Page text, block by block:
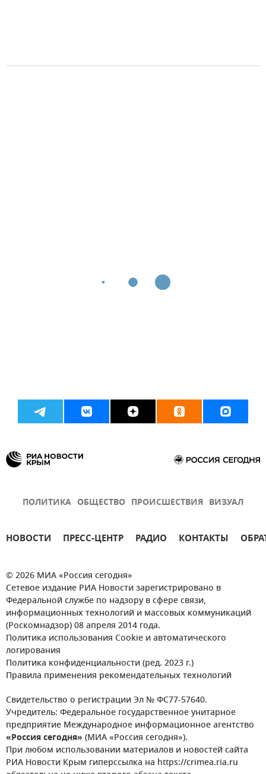
ПОЛИТИКА ОБЩЕСТВО ПРОИСШЕСТВИЯ ВИЗУАЛ
НОВОСТИ ПРЕСС-ЦЕНТР РАДИО КОНТАКТЫ
© 2026 МИА «Россия сегодня»
Сетевое издание РИА Новости зарегистрировано в
Федеральной службе по надзору в сфере связи,
информационных технологий и массовых коммуникаций
(Роскомнадзор) 08 апреля 2014 года.
Политика использования Cookie и автоматического
логирования
Политика конфиденциальности (ред. 2023 г.)
Правила применения рекомендательных технологий
Свидетельство о регистрации Эл № ФС77-57640.
Учредитель: Федеральное государственное унитарное
предприятие Международное информационное агентство
«Россия сегодня» (МИА «Россия сегодня»).
При любом использовании материалов и новостей сайта
РИА Новости Крым гиперссылка на https://crimea.ria.ru